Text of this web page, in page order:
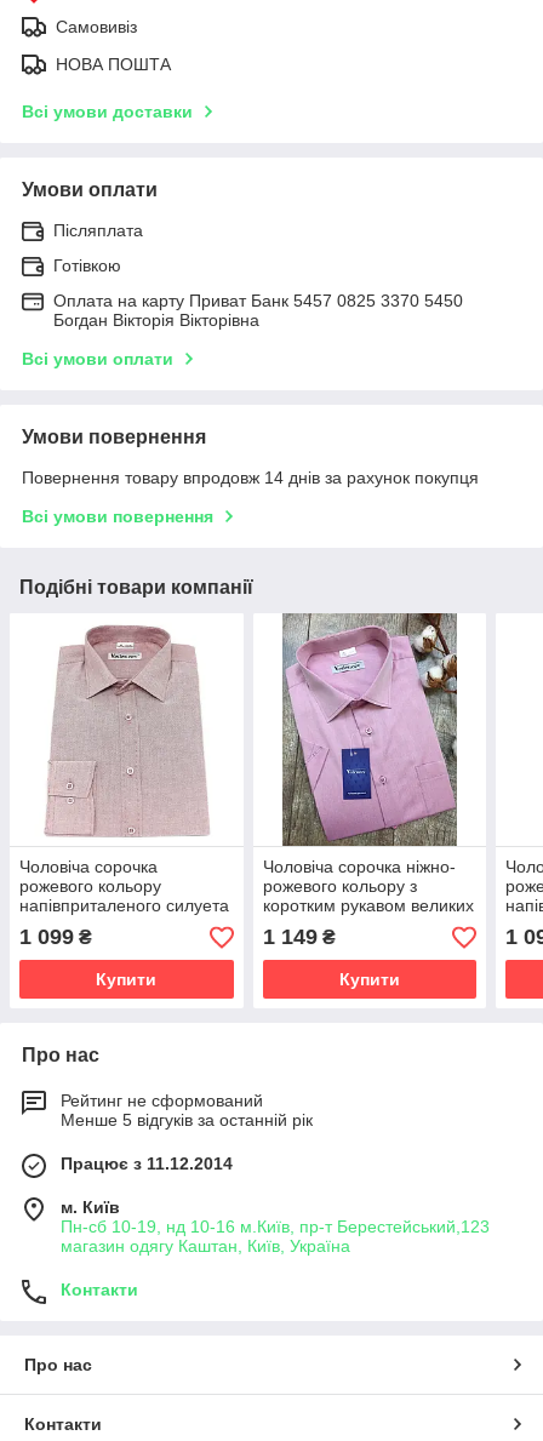
Самовивіз
НОВА ПОШТА
Всі умови доставки
Умови оплати
Післяплата
Готівкою
Оплата на карту Приват Банк 5457 0825 3370 5450
Богдан Вікторія Вікторівна
Всі умови оплати
Умови повернення
Повернення товару впродовж 14 днів за рахунок покупця
Всі умови повернення
Подібні товари компанії
Чоловіча сорочка
рожевого кольору
напівприталеного силуета
1 099 ₴
Купити
Чоловіча сорочка ніжно-
рожевого кольору з
коротким рукавом великих
розмірів
1 149₴
Купити
1
Про нас
Рейтинг не сформований
Менше 5 відгуків за останній рік
Працює з 11.12.2014
м. Київ
Пн-сб 10-19, нд 10-16 м.Київ, пр-т Берестейський,123
магазин одягу Каштан, Київ, Україна
Контакти
Про нас
Контакти